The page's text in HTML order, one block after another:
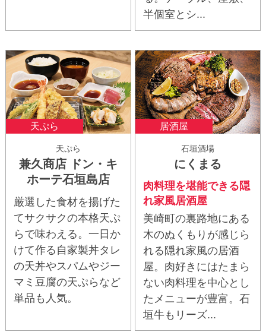
半個室とシ...
天ぷら
天ぷら
兼久商店 ドン・キ
ホーテ石垣島店
厳選した食材を揚げた
てサクサクの本格天ぷ
らで味わえる。一日か
けて作る自家製丼タレ
の天丼やスパムやジー
マミ豆腐の天ぷらなど
単品も人気。
居酒屋
石垣酒場
にくまる
肉料理を堪能できる隠
れ家風居酒屋
美崎町の裏路地にある
木のぬくもりが感じら
れる隠れ家風の居酒
屋。肉好きにはたまら
ない肉料理を中心とし
たメニューが豊富。石
垣牛もリーズ...